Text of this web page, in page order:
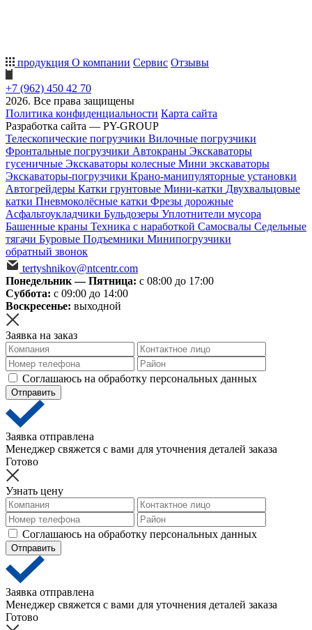
продукция О компании Сервис Отзывы
+7 (962) 450 42 70
2026. Все права защищены
Политика конфиденциальности Карта сайта
Разработка сайта — PY-GROUP
Телескопические погрузчики Вилочные погрузчики
Фронтальные погрузчики Автокраны Экскаваторы
гусеничные Экскаваторы колесные Мини экскаваторы
Экскаваторы-погрузчики Крано-манипуляторные установки
Автогрейдеры Катки грунтовые Мини-катки Двухвальцовые
катки Пневмоколёсные катки Фрезы дорожные
Асфальтоукладчики Бульдозеры Уплотнители мусора
Башенные краны Техника с наработкой Самосвалы Седельные
тягачи Буровые Подъемники Минипогрузчики
обратный звонок
tertyshnikov@ntcentr.com
Понедельник — Пятница: с 08:00 до 17:00
Суббота: с 09:00 до 14:00
Воскресенье: выходной
Заявка на заказ
Соглашаюсь на обработку персональных данных
Отправить
Заявка отправлена
Менеджер свяжется с вами для уточнения деталей заказа
Готово
Узнать цену
Соглашаюсь на обработку персональных данных
Отправить
Заявка отправлена
Менеджер свяжется с вами для уточнения деталей заказа
Готово